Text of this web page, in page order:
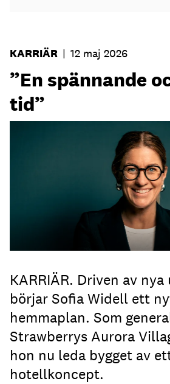
KARRIÄR | 12 maj 2026
”En spännande
tid”
FOTO: Johanna Fond
KARRIÄR. Driven av
börjar Sofia Widell ett
hemmaplan. Som
Strawberrys Aurora
hon nu leda bygget av
hotellkoncept.